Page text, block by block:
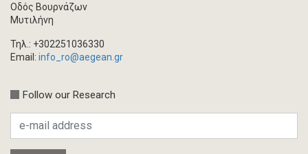
Οδός Βουρνάζων
Μυτιλήνη
Τηλ.: +302251036330
Email: info_ro@aegean.gr
Follow our Research